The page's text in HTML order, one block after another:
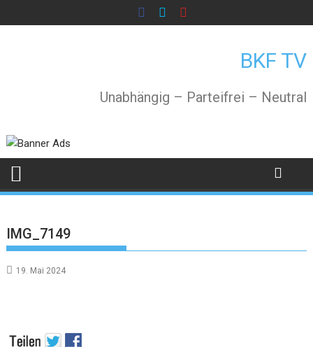
to
BKF TV
Unabhängig – Parteifrei – Neutral
IMG_7149
19. Mai 2024